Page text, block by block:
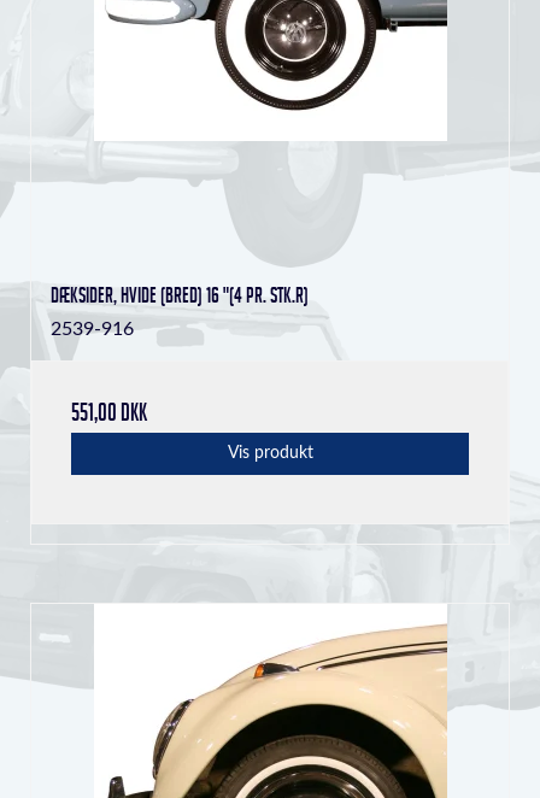
Dæksider, hvide (bred) 16 "(4 pr. stk.r)
2539-916
551,00 DKK
Vis produkt